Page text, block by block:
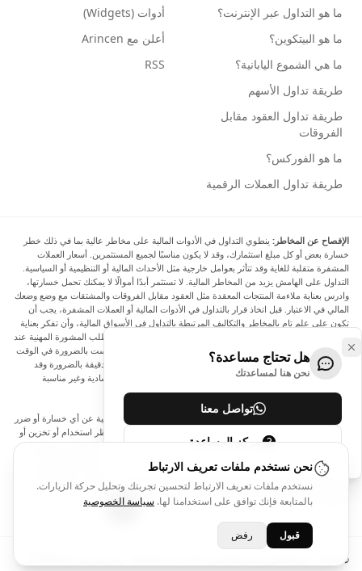
ما هو التداول عبر الإنترنت؟
ما هو البيتكوين؟
ما هي الشموع اليابانية؟
طريقة تداول الأسهم
طريقة تداول العقود مقابل
الفروقات
ما هو الفوركس؟
طريقة تداول العملات الرقمية
أدوات (Widgets)
أعلن مع Arincen
RSS
الإفصاح عن المخاطر: ينطوي التداول في الأدوات المالية على مخاطر عالية بما في ذلك خطر
خسارة بعض أو كل مبلغ استثمارك، وقد لا يكون مناسبًا لجميع المستثمرين. أسعار العملات
المشفرة متقلبة للغاية وقد تتأثر بعوامل خارجية مثل الأحداث المالية أو التنظيمية أو السياسية.
التداول على الهامش يزيد من المخاطر المالية. لا تستثمر أبدًا أموالًا لا يمكنك تحمل خسارتها،
وادرس بعناية ملاءمة المنتجات المعقدة مثل العقود مقابل الفروقات والمشتقات مع وضع وضعك
المالي في الاعتبار. قبل اتخاذ قرار بالتداول في الأدوات المالية أو العملات المشفرة، يجب أن
تكون على علم تام بالمخاطر والتكاليف المرتبطة بالتداول في الأسواق المالية، وأن تفكر بعناية
في أهدافك الاستثمارية ومستوى خبرتك ورغبتك في المخاطرة، وأن تطلب المشورة المهنية عند
الحاجة. تود Arincen أن تذكرك بأن البيانات الواردة في هذا الموقع ليست بالضرورة في الوقت
الفعلي وليست دقيقة. البيانات والأسعار الموجودة على الموقع ليست دقيقة بالضرورة وقد
تختلف عن السعر الفعلي في أي سوق معينة، مما يعني أن الأسعار إرشادية وغير مناسبة
لأغراض التداول.
لن يتحمل Arincen وأي مزود للبيانات الواردة في هذا الموقع المسؤولية عن أي خسارة أو ضرر
نتيجة لتداولك، أو اعتمادك على المعلومات الواردة في هذا الموقع. يحظر استخدام أو تخزين أو
إعادة إنتاج أو عرض أو تعديل أو نقل أو توزيع البيانات الموجودة في هذا الموقع دون الحصول
على إذن كتابي صريح مسبق من Arincen و/أو مزود البيانات. جميع حقوق الملكية الفكرية
محفوظة من قبل مقدمي الخدمة و/أو البورصة التي تقدم البيانات الواردة في هذا الموقع. قد
يتم تعويض Arincen من قبل المعلنين الذين يظهرون على الموقع، بناءً على تفاعلك مع
الإعلانات أو المعلنين.
© 2026 - جميع الحقوق محفوظة لشركة Arincen L.L.C-FZ - رقم الترخيص 2420098.01
هل تحتاج مساعدة؟
نحن هنا لمساعدتك
تواصل معنا
مركز المساعدة
نحن نستخدم ملفات تعريف الارتباط
نستخدم ملفات تعريف الارتباط لتحسين تجربتك وتحليل حركة الزيارات.
بالمتابعة فإنك توافق على استخدامنا لها. سياسة الخصوصية
قبول رفض